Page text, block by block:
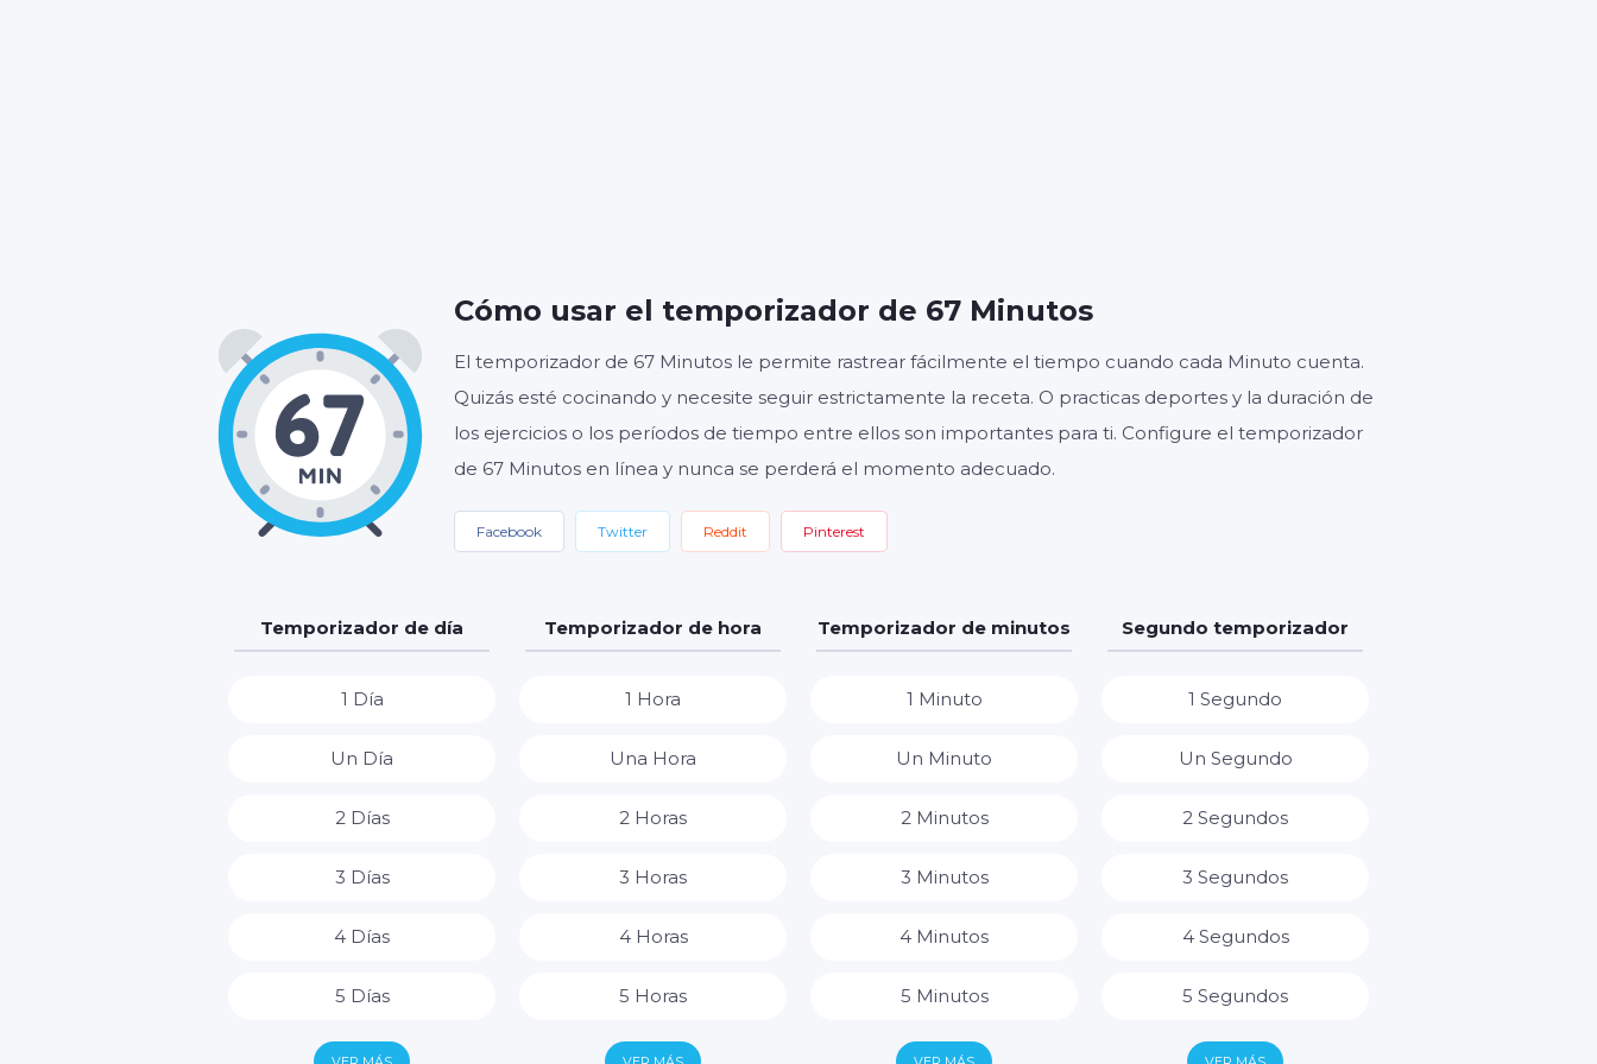
Cómo usar el temporizador de 67 Minutos
El temporizador de 67 Minutos le permite rastrear fácilmente el tiempo cuando cada Minuto cuenta.
Quizás esté cocinando y necesite seguir estrictamente la receta. O practicas deportes y la duración de
los ejercicios o los períodos de tiempo entre ellos son importantes para ti. Configure el temporizador
de 67 Minutos en línea y nunca se perderá el momento adecuado.
Facebook Twitter Reddit Pinterest
Temporizador de día
1 Día
Un Día
2 Días
3 Días
4 Días
5 Días
6 Días
Temporizador de hora
1 Hora
Una Hora
2 Horas
3 Horas
4 Horas
5 Horas
6 Horas
Temporizador de minutos
1 Minuto
Un Minuto
2 Minutos
3 Minutos
4 Minutos
5 Minutos
6 Minutos
Segundo temporizador
1 Segundo
Un Segundo
2 Segundos
3 Segundos
4 Segundos
5 Segundos
6 Segundos